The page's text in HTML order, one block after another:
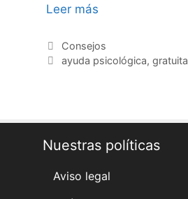
Leer más
psicológica
gratuita
telefónicas
subvenciones
Categories
Consejos
Tags
ayuda psicológica, gratuita
Nuestras políticas
Aviso legal